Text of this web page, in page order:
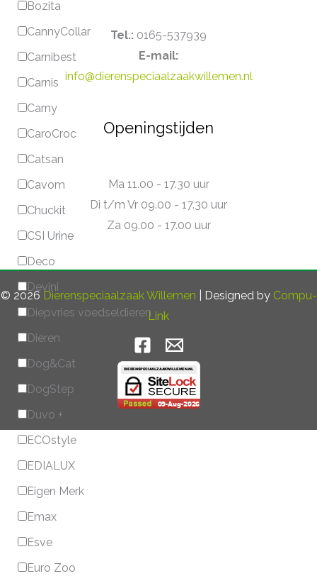
Bozita
CannyCollar
Carnibest
Carnis
Carny
CaroCroc
Catsan
Cavom
Chuckit
CSI Urine
Deco
Devini
Diepvries voedseldieren
Dieren
Dog&Cat
DogStep
Duvo +
ECOstyle
EDIALUX
Eigen Merk
Emax
Esve
Euro Zoo
Tel.: 0165-537939
E-mail:
info@dierenspeciaalzaakwillemen.nl
Openingstijden
Ma 11.00 - 17.30 uur
Di t/m Vr 09.00 - 17.30 uur
Za 09.00 - 17.00 uur
© 2026 Dierenspeciaalzaak Willemen | Designed by Compu-
Link